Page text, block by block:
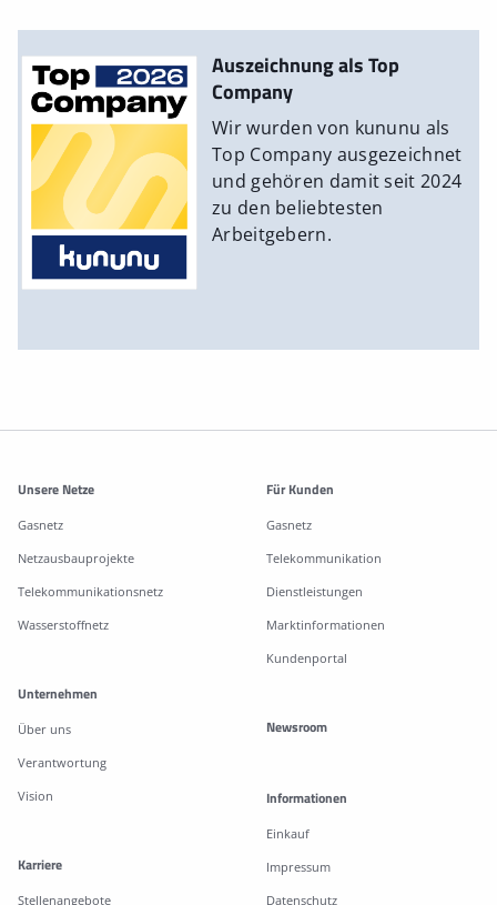
Auszeichnung als Top
Company
Wir wurden von kununu als
Top Company ausgezeichnet
und gehören damit seit 2024
zu den beliebtesten
Arbeitgebern.
Weitere Informationen
Unsere Netze
Gasnetz
Netzausbauprojekte
Telekommunikationsnetz
Wasserstoffnetz
Für Kunden
Gasnetz
Telekommunikation
Dienstleistungen
Marktinformationen
Kundenportal
Unternehmen
Über uns
Verantwortung
Vision
Karriere
Stellenangebote
Newsroom
Informationen
Einkauf
Impressum
Datenschutz